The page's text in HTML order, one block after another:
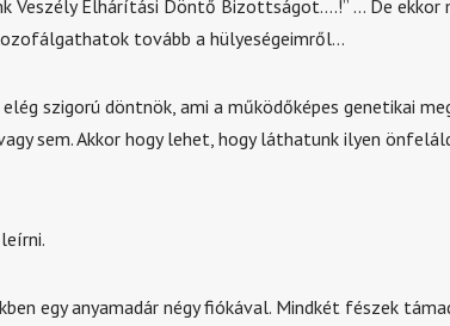
Veszély Elhárítási Döntő Bizottságot….!” … De ekkor
tovább a hülyeségeimről…
szigorú döntnök, ami a működőképes genetikai
sem. Akkor hogy lehet, hogy láthatunk ilyen
egy anyamadár négy fiókával. Mindkét fészek